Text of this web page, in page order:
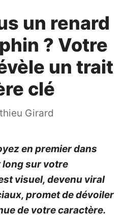
un renard
? Votre
un trait
clé
Girard
en premier dans
long sur votre
visuel, devenu viral
promet de dévoiler
de votre caractère.